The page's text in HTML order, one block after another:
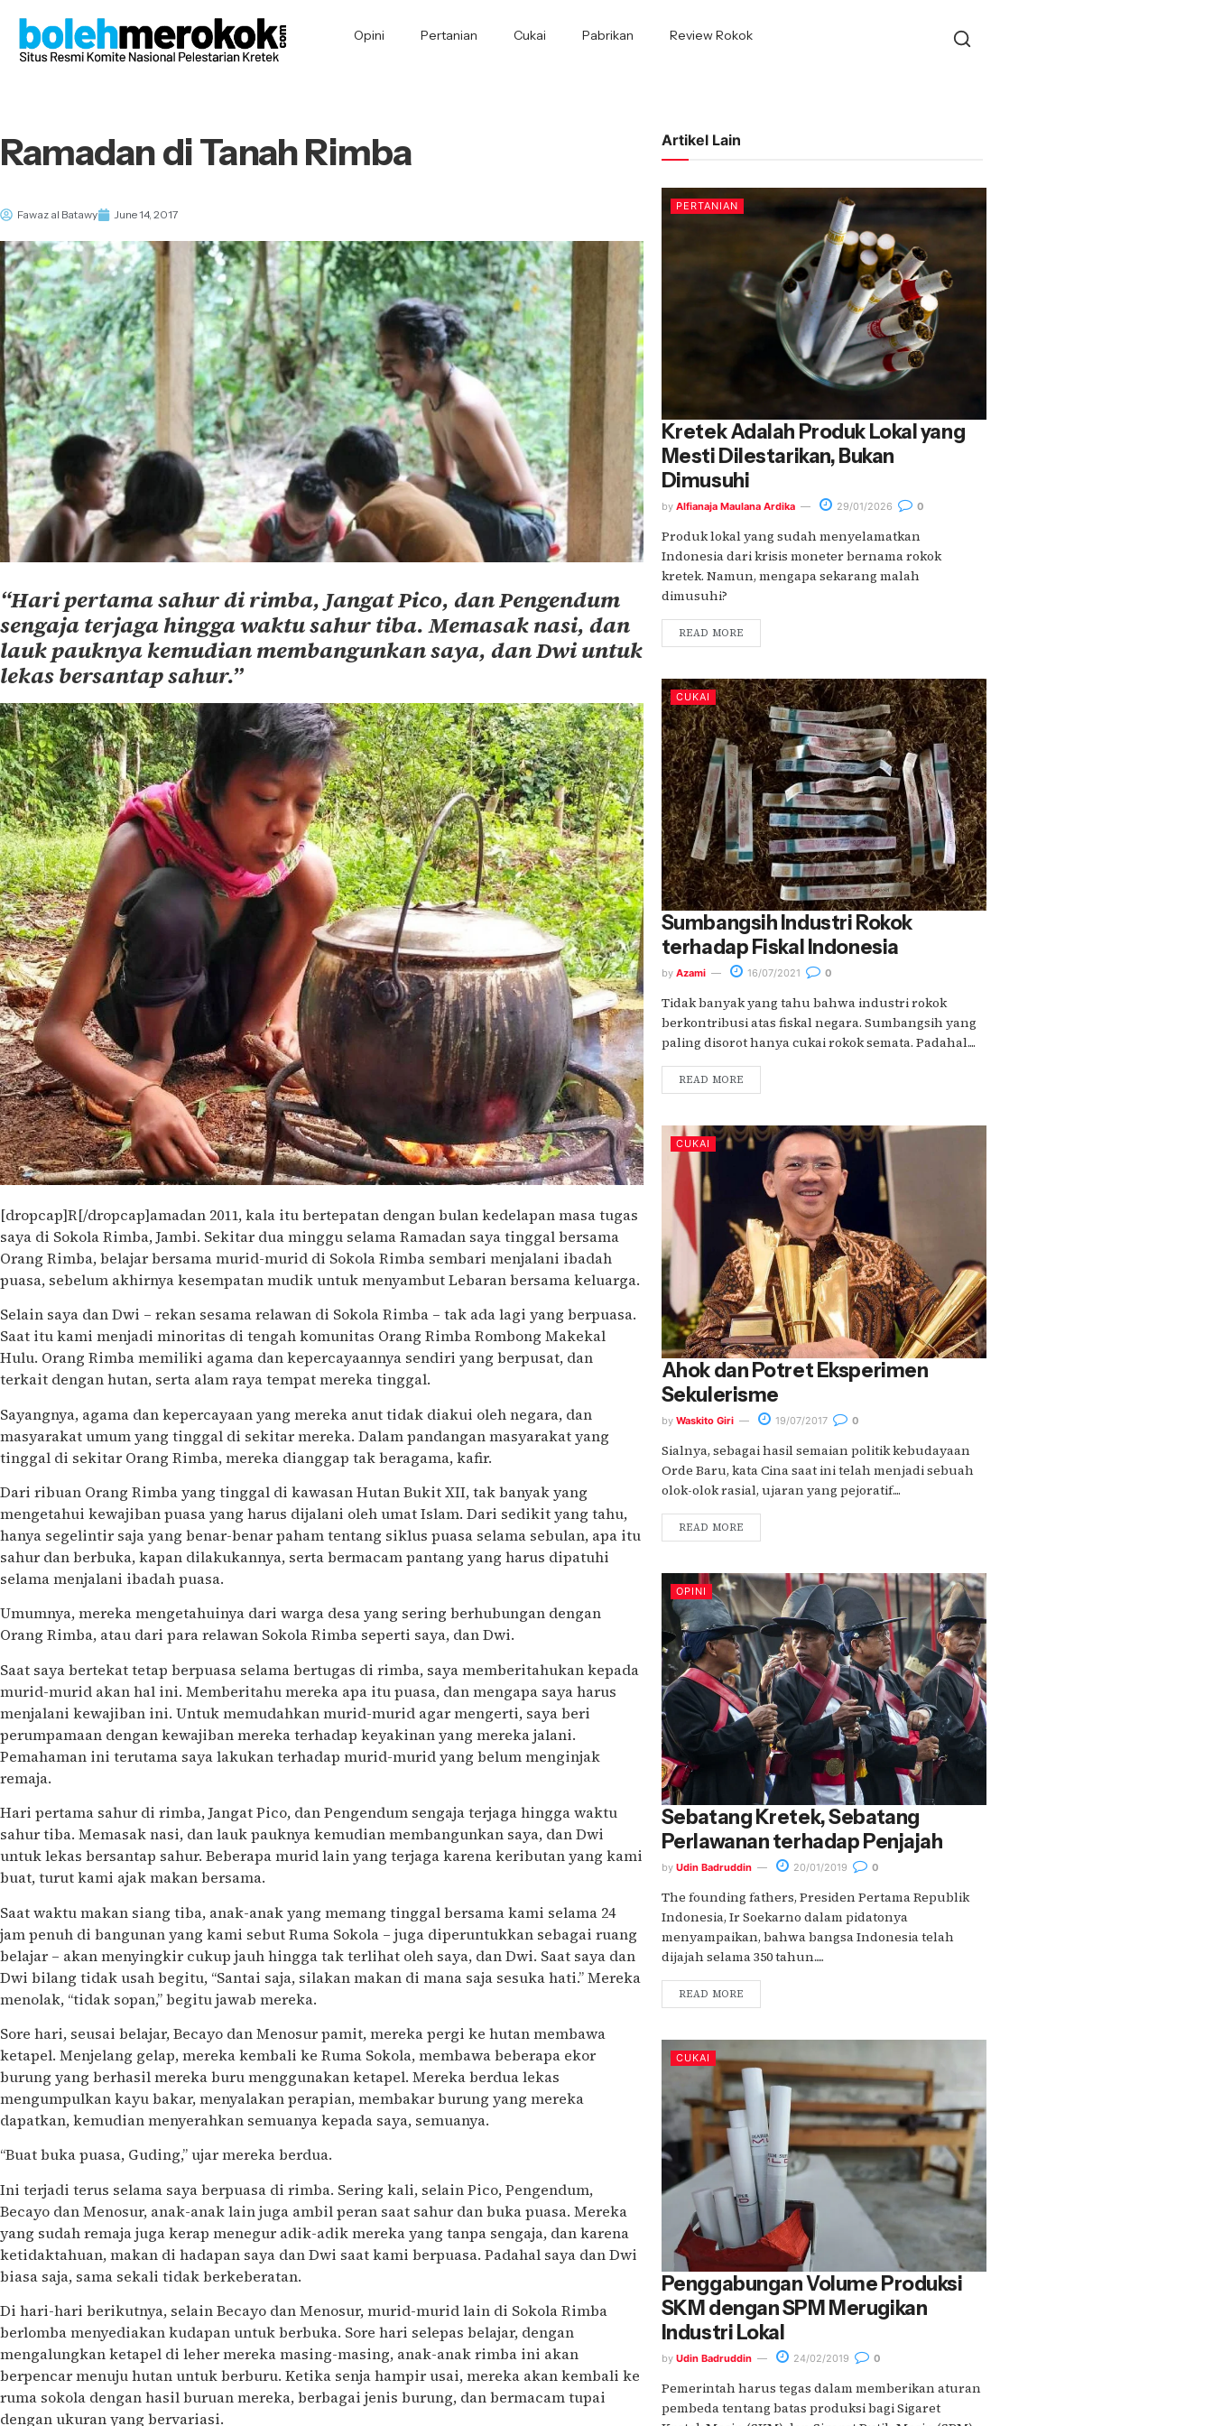
Opini Pertanian Cukai Pabrikan Review Rokok
Ramadan di Tanah Rimba
Fawaz al Batawy June 14, 2017
“Hari pertama sahur di rimba, Jangat Pico, dan Pengendum
sengaja terjaga hingga waktu sahur tiba. Memasak nasi, dan
lauk pauknya kemudian membangunkan saya, dan Dwi untuk
lekas bersantap sahur.”
[dropcap]R[/dropcap]amadan 2011, kala itu bertepatan dengan bulan kedelapan masa tugas
saya di Sokola Rimba, Jambi. Sekitar dua minggu selama Ramadan saya tinggal bersama
Orang Rimba, belajar bersama murid-murid di Sokola Rimba sembari menjalani ibadah
puasa, sebelum akhirnya kesempatan mudik untuk menyambut Lebaran bersama keluarga.
Selain saya dan Dwi – rekan sesama relawan di Sokola Rimba – tak ada lagi yang berpuasa.
Saat itu kami menjadi minoritas di tengah komunitas Orang Rimba Rombong Makekal
Hulu. Orang Rimba memiliki agama dan kepercayaannya sendiri yang berpusat, dan
terkait dengan hutan, serta alam raya tempat mereka tinggal.
Sayangnya, agama dan kepercayaan yang mereka anut tidak diakui oleh negara, dan
masyarakat umum yang tinggal di sekitar mereka. Dalam pandangan masyarakat yang
tinggal di sekitar Orang Rimba, mereka dianggap tak beragama, kafir.
Dari ribuan Orang Rimba yang tinggal di kawasan Hutan Bukit XII, tak banyak yang
mengetahui kewajiban puasa yang harus dijalani oleh umat Islam. Dari sedikit yang tahu,
hanya segelintir saja yang benar-benar paham tentang siklus puasa selama sebulan, apa itu
sahur dan berbuka, kapan dilakukannya, serta bermacam pantang yang harus dipatuhi
selama menjalani ibadah puasa.
Umumnya, mereka mengetahuinya dari warga desa yang sering berhubungan dengan
Orang Rimba, atau dari para relawan Sokola Rimba seperti saya, dan Dwi.
Saat saya bertekat tetap berpuasa selama bertugas di rimba, saya memberitahukan kepada
murid-murid akan hal ini. Memberitahu mereka apa itu puasa, dan mengapa saya harus
menjalani kewajiban ini. Untuk memudahkan murid-murid agar mengerti, saya beri
perumpamaan dengan kewajiban mereka terhadap keyakinan yang mereka jalani.
Pemahaman ini terutama saya lakukan terhadap murid-murid yang belum menginjak
remaja.
Hari pertama sahur di rimba, Jangat Pico, dan Pengendum sengaja terjaga hingga waktu
sahur tiba. Memasak nasi, dan lauk pauknya kemudian membangunkan saya, dan Dwi
untuk lekas bersantap sahur. Beberapa murid lain yang terjaga karena keributan yang kami
buat, turut kami ajak makan bersama.
Saat waktu makan siang tiba, anak-anak yang memang tinggal bersama kami selama 24
jam penuh di bangunan yang kami sebut Ruma Sokola – juga diperuntukkan sebagai ruang
belajar – akan menyingkir cukup jauh hingga tak terlihat oleh saya, dan Dwi. Saat saya dan
Dwi bilang tidak usah begitu, “Santai saja, silakan makan di mana saja sesuka hati.” Mereka
menolak, “tidak sopan,” begitu jawab mereka.
Sore hari, seusai belajar, Becayo dan Menosur pamit, mereka pergi ke hutan membawa
ketapel. Menjelang gelap, mereka kembali ke Ruma Sokola, membawa beberapa ekor
burung yang berhasil mereka buru menggunakan ketapel. Mereka berdua lekas
mengumpulkan kayu bakar, menyalakan perapian, membakar burung yang mereka
dapatkan, kemudian menyerahkan semuanya kepada saya, semuanya.
“Buat buka puasa, Guding,” ujar mereka berdua.
Ini terjadi terus selama saya berpuasa di rimba. Sering kali, selain Pico, Pengendum,
Becayo dan Menosur, anak-anak lain juga ambil peran saat sahur dan buka puasa. Mereka
yang sudah remaja juga kerap menegur adik-adik mereka yang tanpa sengaja, dan karena
ketidaktahuan, makan di hadapan saya dan Dwi saat kami berpuasa. Padahal saya dan Dwi
biasa saja, sama sekali tidak berkeberatan.
Di hari-hari berikutnya, selain Becayo dan Menosur, murid-murid lain di Sokola Rimba
berlomba menyediakan kudapan untuk berbuka. Sore hari selepas belajar, dengan
mengalungkan ketapel di leher mereka masing-masing, anak-anak rimba ini akan
berpencar menuju hutan untuk berburu. Ketika senja hampir usai, mereka akan kembali ke
ruma sokola dengan hasil buruan mereka, berbagai jenis burung, dan bermacam tupai
dengan ukuran yang bervariasi.
Artikel Lain
PERTANIAN
Kretek Adalah Produk Lokal yang
Mesti Dilestarikan, Bukan
Dimusuhi
by Alfianaja Maulana Ardika 29/01/2026 0
Produk lokal yang sudah menyelamatkan
Indonesia dari krisis moneter bernama rokok
kretek. Namun, mengapa sekarang malah
dimusuhi?
READ MORE
CUKAI
Sumbangsih Industri Rokok
terhadap Fiskal Indonesia
by Azami 16/07/2021 0
Tidak banyak yang tahu bahwa industri rokok
berkontribusi atas fiskal negara. Sumbangsih yang
paling disorot hanya cukai rokok semata. Padahal....
READ MORE
CUKAI
Ahok dan Potret Eksperimen
Sekulerisme
by Waskito Giri 19/07/2017 0
Sialnya, sebagai hasil semaian politik kebudayaan
Orde Baru, kata Cina saat ini telah menjadi sebuah
olok-olok rasial, ujaran yang pejoratif....
READ MORE
OPINI
Sebatang Kretek, Sebatang
Perlawanan terhadap Penjajah
by Udin Badruddin 20/01/2019 0
The founding fathers, Presiden Pertama Republik
Indonesia, Ir Soekarno dalam pidatonya
menyampaikan, bahwa bangsa Indonesia telah
dijajah selama 350 tahun.....
READ MORE
CUKAI
Penggabungan Volume Produksi
SKM dengan SPM Merugikan
Industri Lokal
by Udin Badruddin 24/02/2019 0
Pemerintah harus tegas dalam memberikan aturan
pembeda tentang batas produksi bagi Sigaret